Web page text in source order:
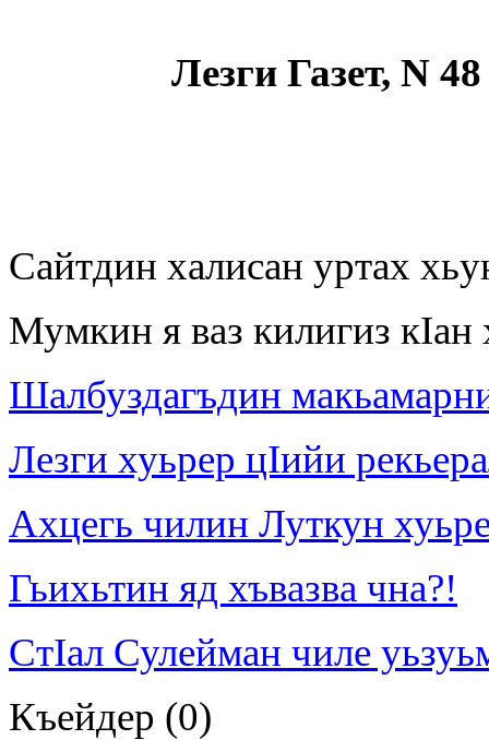
Лезги Газет, N
Сайтдин халисан уртах
Мумкин я ваз килигиз кIан
Шалбуздагъдин
Лезги хуьрер цIийи
Ахцегь чилин Луткун
Гьихьтин яд хъвазва чна?!
СтIал Сулейман чиле
Къейдер (0)